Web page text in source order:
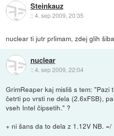
Steinkauz
::4. sep 2009, 20:35
nuclear ti jutr prlimam, zdej glih
nuclear
::4. sep 2009, 22:04
GrimReaper kaj misliš s tem: "Pazi
četrti po vrsti ne dela (2.6xFSB),
vseh Intel čipsetih." ?
+ ni šans da to dela z 1.12V NB. =/